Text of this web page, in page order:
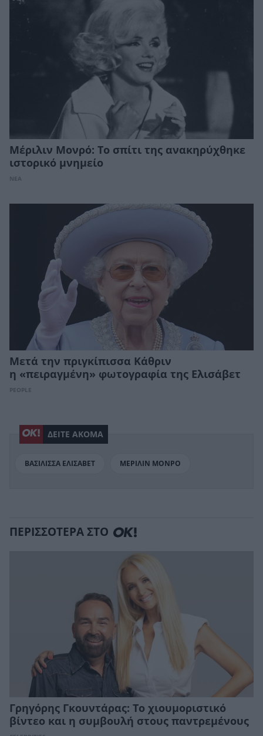
Μέριλιν Μονρό: Το σπίτι της ανακηρύχθηκε
ιστορικό μνημείο
ΝΕΑ
Mετά την πριγκίπισσα Κάθριν
η «πειραγμένη» φωτογραφία της Ελισάβετ
PEOPLE
ΔΕΙΤΕ ΑΚΟΜΑ
ΒΑΣΙΛΙΣΣΑ ΕΛΙΣΑΒΕΤ ΜΕΡΙΛΙΝ ΜΟΝΡΟ
ΠΕΡΙΣΣΟΤΕΡΑ ΣΤΟ
Γρηγόρης Γκουντάρας: Το χιουμοριστικό
βίντεο και η συμβουλή στους παντρεμένους